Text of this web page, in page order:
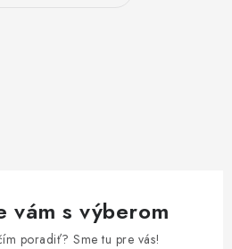
vám s výberom
poradiť? Sme tu pre vás!